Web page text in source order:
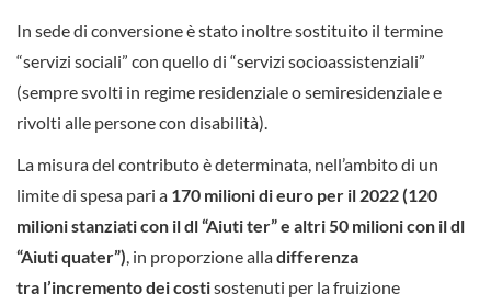
In sede di conversione è stato inoltre sostituito il termine
“servizi sociali” con quello di “servizi socioassistenziali”
(sempre svolti in regime residenziale o semiresidenziale e
rivolti alle persone con disabilità).
La misura del contributo è determinata, nell’ambito di un
limite di spesa pari a 170 milioni di euro per il 2022 (120
milioni stanziati con il dl “Aiuti ter” e altri 50 milioni con il dl
“Aiuti quater”) , in proporzione alladifferenza
tra l’incremento dei costisostenuti per la fruizione